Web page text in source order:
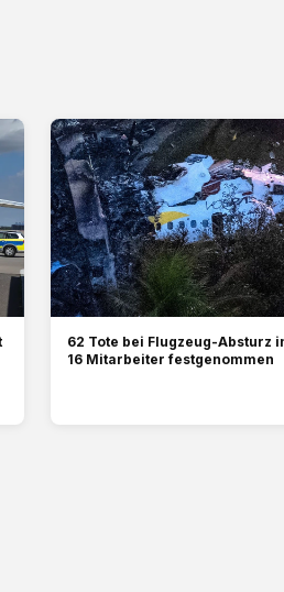
62 Tote bei Flugzeug-Absturz
16 Mitarbeiter festgenommen